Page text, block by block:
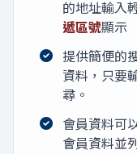
的地址輸入
遞區號顯示
提供簡便的
資料，只要
尋。
會員資料可
會員資料並